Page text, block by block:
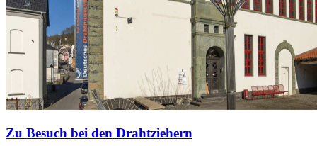
Zu Besuch bei den Drahtziehern